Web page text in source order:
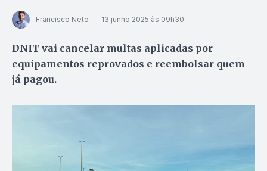
Francisco Neto 13 junho 2025 às 09h30
DNIT vai cancelar multas aplicadas por
equipamentos reprovados e reembolsar quem
já pagou.